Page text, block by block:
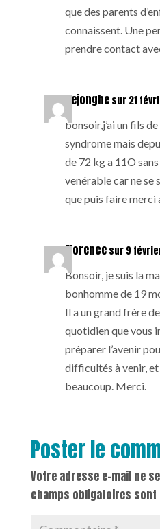
que des parents
connaissent. Une
prendre contact
dejonghe sur 21
bonsoir,j’ai un fils
syndrome mais
de 72 kg a 11O
venérable car ne se
que puis faire merci
Florence sur 9
Bonsoir, je suis la
bonhomme de 19
Il a un grand frère
quotidien que vous
préparer l’avenir
difficultés à venir,
beaucoup. Merci.
Poster le
Votre adresse e-mail ne
champs obligatoires sont